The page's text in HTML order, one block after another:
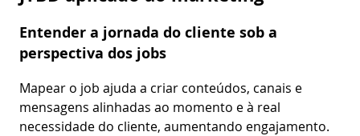
Entender a jornada do cliente sob a
perspectiva dos jobs
Mapear o job ajuda a criar conteúdos, canais e
mensagens alinhadas ao momento e à real
necessidade do cliente, aumentando engajamento.